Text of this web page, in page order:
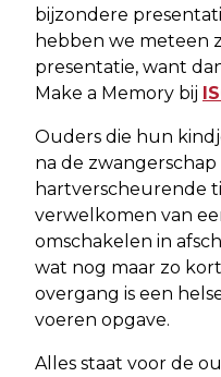
bijzondere
hebben we meteen
presentatie, want
Make a Memory bij
Ouders die hun
na de
hartverscheurende
verwelkomen van
omschakelen in
wat nog maar zo
overgang is een
voeren opgave.
Alles staat voor de